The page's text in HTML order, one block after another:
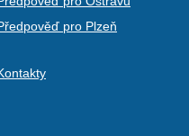
pro Plzeň